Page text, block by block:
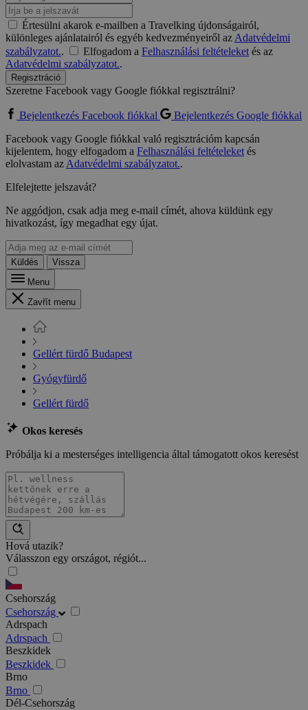
Értesülni akarok e-mailben a Travelking újdonságairól,
különleges ajánlatairól és egyéb kedvezményeiről azAdatvédelmi
szabályzatot.. Elfogadom a Felhasználási feltételeketés az
Adatvédelmi szabályzatot..
Regisztráció
Szeretne Facebook vagy Google fiókkal regisztrálni?
Bejelentkezés Facebook fiókkal
Bejelentkezés Google fiókkal
Facebook vagy Google fiókkal való regisztrációm kapcsán
kijelentem, hogy elfogadom a Felhasználási feltételeketés
elolvastam azAdatvédelmi szabályzatot..
Elfelejtette jelszavát?
Ne aggódjon, csak adja meg e-mail címét, ahova küldünk egy
hivatkozást, így megadhat egy újat.
Küldés
Vissza
Menu
Zavřít menu
Gellért fürdő Budapest
Gyógyfürdő
Gellért fürdő
Okos keresés
Próbálja ki a mesterséges intelligencia által támogatott okos keresést
Hová utazik?
Válasszon egy országot, régiót...
Csehország
Csehország
Adrspach
Adrspach
Beszkidek
Beszkidek
Brno
Brno
Dél-Csehország